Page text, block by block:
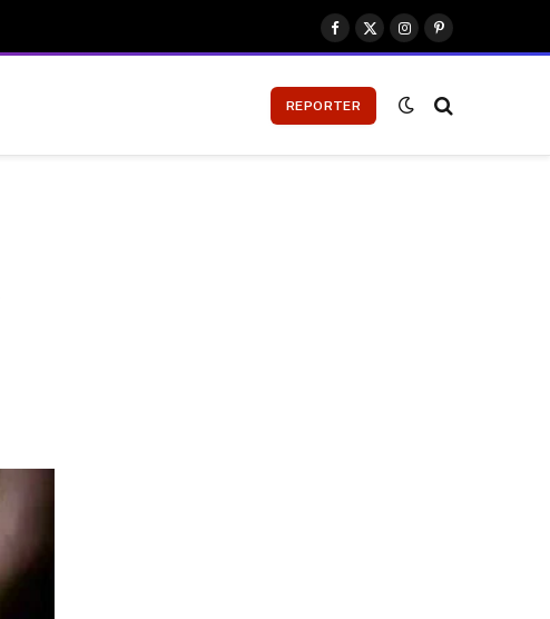
Facebook
X
(Twitter)
InstagramPinterest
REPORTER